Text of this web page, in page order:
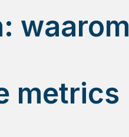
waarom
metrics